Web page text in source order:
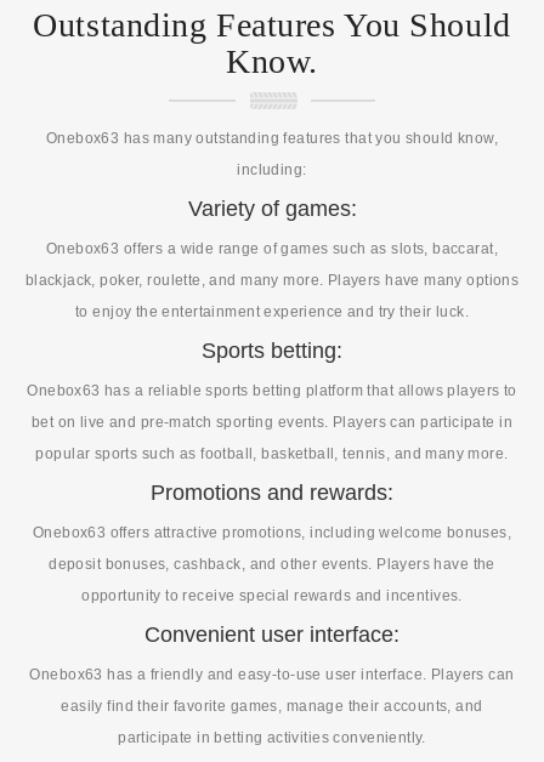
Outstanding Features You Should
Know.
Onebox63 has many outstanding features that you should know,
including:
Variety of games:
Onebox63 offers a wide range of games such as slots, baccarat,
blackjack, poker, roulette, and many more. Players have many options
to enjoy the entertainment experience and try their luck.
Sports betting:
Onebox63 has a reliable sports betting platform that allows players to
bet on live and pre-match sporting events. Players can participate in
popular sports such as football, basketball, tennis, and many more.
Promotions and rewards:
Onebox63 offers attractive promotions, including welcome bonuses,
deposit bonuses, cashback, and other events. Players have the
opportunity to receive special rewards and incentives.
Convenient user interface:
Onebox63 has a friendly and easy-to-use user interface. Players can
easily find their favorite games, manage their accounts, and
participate in betting activities conveniently.